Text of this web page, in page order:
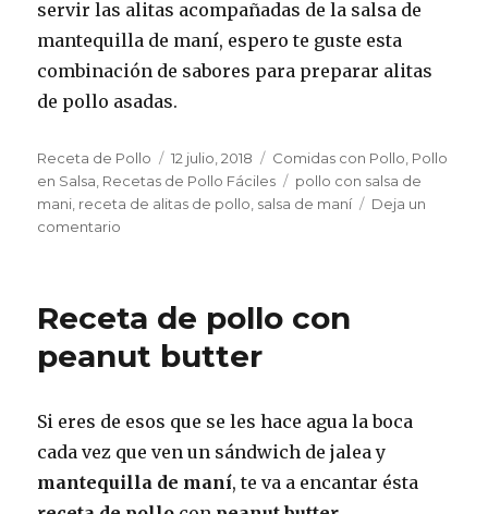
servir las alitas acompañadas de la salsa de
mantequilla de maní, espero te guste esta
combinación de sabores para preparar alitas
de pollo asadas.
Autor
Receta de Pollo
Publicado
el
12 julio, 2018 Categorías
Comidas con Pollo Pollo
en Salsa Recetas de Pollo Fáciles Etiquetas
pollo con salsa de
mani receta de alitas de pollo salsa de maní
Deja un
comentario
mantequilla
maní
Receta de pollo con
peanut butter
Si eres de esos que se les hace agua la boca
cada vez que ven un sándwich de jalea y
mantequilla de maní, te va a encantar ésta